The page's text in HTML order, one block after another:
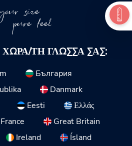
your size
pure feel
ΤΗ ΓΛΏΣΣΑ ΣΑΣ:
България
Danmark
Eesti
Ελλάς
France
Great Britain
Ireland
Ísland